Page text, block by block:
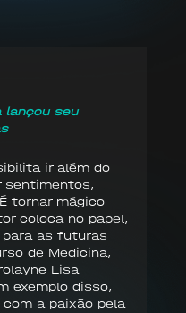
lançou seu
ir além do
sentimentos,
tornar mágico
coloca no papel,
as futuras
de Medicina,
Lisa
exemplo disso,
a paixão pela